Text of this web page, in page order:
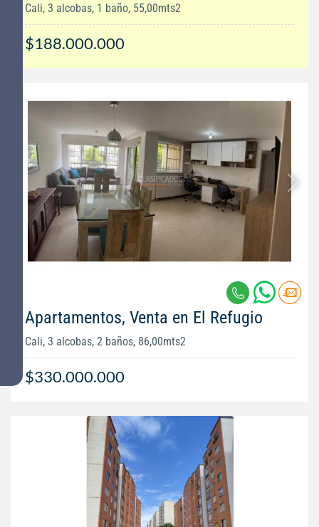
Cali, 3 alcobas, 1 baño, 55,00mts2
$188.000.000
Apartamentos, Venta en El Refugio
Cali, 3 alcobas, 2 baños, 86,00mts2
$330.000.000